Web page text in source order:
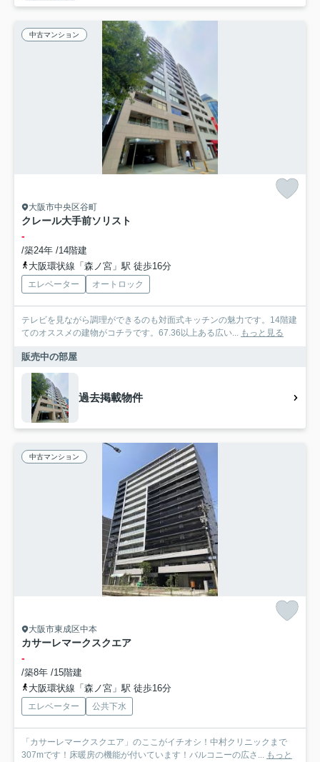
中古マンション
大阪市中央区谷町
クレール大手前ソリスト
-
/築24年 /14階建
大阪環状線「森ノ宮」駅 徒歩16分
エレベーター オートロック
テレビを見ながら調理ができるのも対面式キッチンの魅力です。14階建
てのオススメの建物がコチラです。67.36以上ある広い... もっと見る
販売中の部屋
過去掲載物件
中古マンション
大阪市東成区中本
カサーレマークスクエア
-
/築8年 /15階建
大阪環状線「森ノ宮」駅 徒歩16分
エレベーター 公共下水
「カサーレマークスクエア」のここがイチオシ！中村クリニックまで
307mです！床暖房の機能が付いています！バルコニーの広さ... もっと